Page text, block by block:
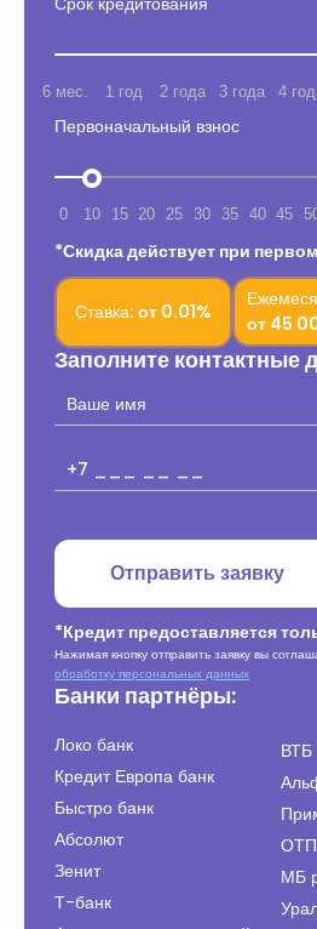
6 мес. 1 год 2 года 3 года 4
Первоначальный взнос
0 10 15 20 25 30 35 40 45
*Скидка действует при
Ставка: от 0.01%
от 45
Заполните контактные
Отправить заявку
*Кредит предоставляется
Нажимая кнопку отправить заявку вы
обработку персональных данных
Банки партнёры:
Локо банк
Кредит Европа банк
Быстро банк
Абсолют
Зенит
Т-банк
ВТБ
ОТП
МБ